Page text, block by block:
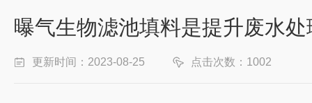
曝气生物滤池填料是提升废水
更新时间：2023-08-25 点击次数：1002